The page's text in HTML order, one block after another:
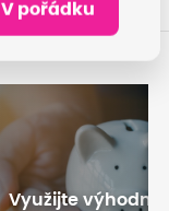
Využijte
V pořádku